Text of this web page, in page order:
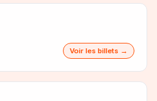
Voir les billets →